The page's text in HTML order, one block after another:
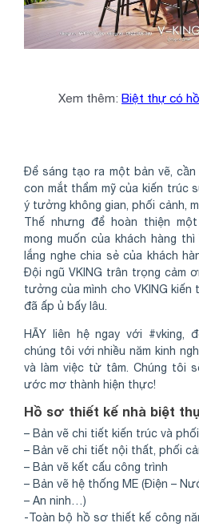
Xem thêm:Biệt thự có
Để sáng tạo ra một bản vẽ,
con mắt thẩm mỹ của kiến trúc
ý tưởng không gian, phối cảnh,
Thế nhưng để hoàn thiện
mong muốn của khách hàng
lắng nghe chia sẻ của khách
Đội ngũ VKING trân trọng cảm
tưởng của mình cho VKING kiến
đã ấp ủ bấy lâu.
HÃY liên hệ ngay với #vking,
chúng tôi với nhiều năm kinh
và làm việc từ tâm. Chúng tôi
ước mơ thành hiện thực!
Hồ sơ thiết kế nhà biệt
– Bản vẽ chi tiết kiến trúc và
– Bản vẽ chi tiết nội thất, phối
– Bản vẽ kết cấu công trình
– Bản vẽ hệ thống ME (Điện –
– An ninh…)
-Toàn bộ hồ sơ thiết kế công